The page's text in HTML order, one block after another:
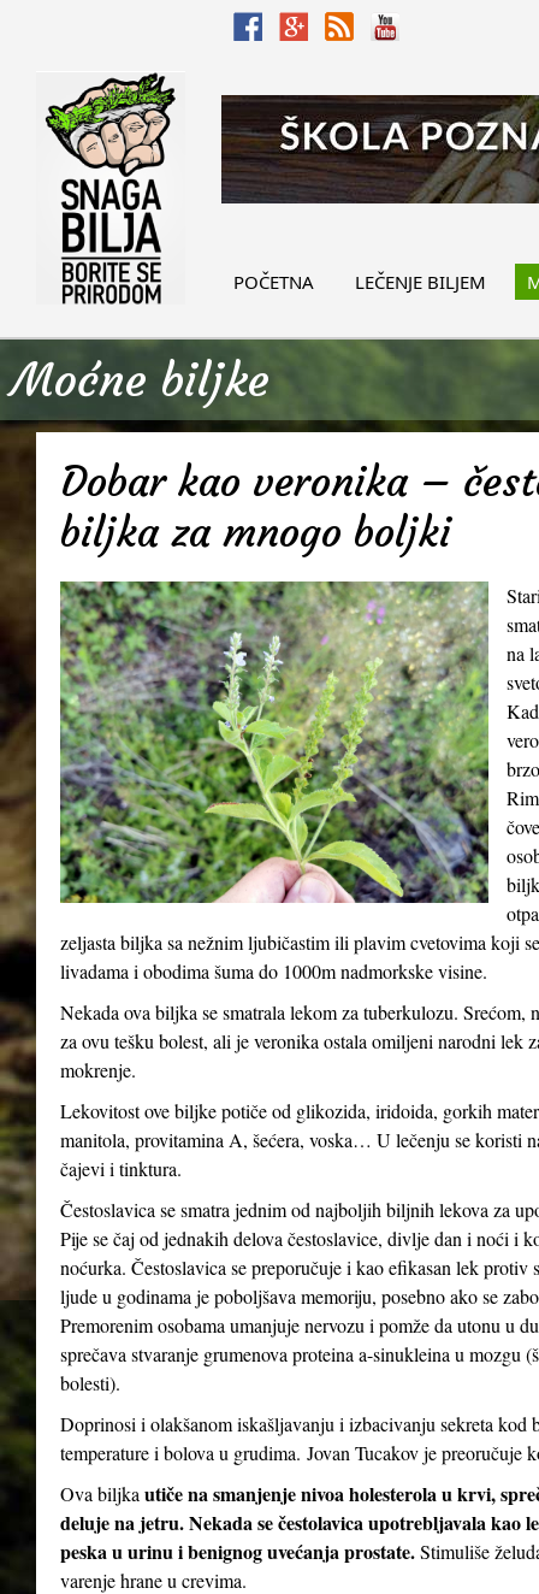
POČETNA LEČENJE BILJEM
Moćne biljke
Dobar kao veronika –
biljka za mnogo boljki
na
zeljasta biljka sa nežnim ljubičastim ili plavim cvetovima koji
livadama i obodima šuma do 1000m nadmorkske visine.
Nekada ova biljka se smatrala lekom za tuberkulozu.
za ovu tešku bolest, ali je veronika ostala omiljeni narodni lek
mokrenje.
Lekovitost ove biljke potiče od glikozida, iridoida, gorkih
manitola, provitamina A, šećera, voska… U lečenju se koristi
čajevi i tinktura.
Čestoslavica se smatra jednim od najboljih biljnih lekova za
Pije se čaj od jednakih delova čestoslavice, divlje dan i noći i
noćurka. Čestoslavica se preporučuje i kao efikasan lek
ljude u godinama je poboljšava memoriju, posebno ako se
Premorenim osobama umanjuje nervozu i pomže da utonu u
sprečava stvaranje grumenova proteina a-sinukleina u mozgu
bolesti).
Doprinosi i olakšanom iskašljavanju i izbacivanju sekreta kod
temperature i bolova u grudima. Jovan Tucakov je preoručuje
Ova biljka utiče na smanjenje nivoa holesterola u krvi,
deluje na jetru. Nekada se čestolavica upotrebljavala kao
peska u urinu i benignog uvećanja prostate.Stimuliše
varenje hrane u crevima.